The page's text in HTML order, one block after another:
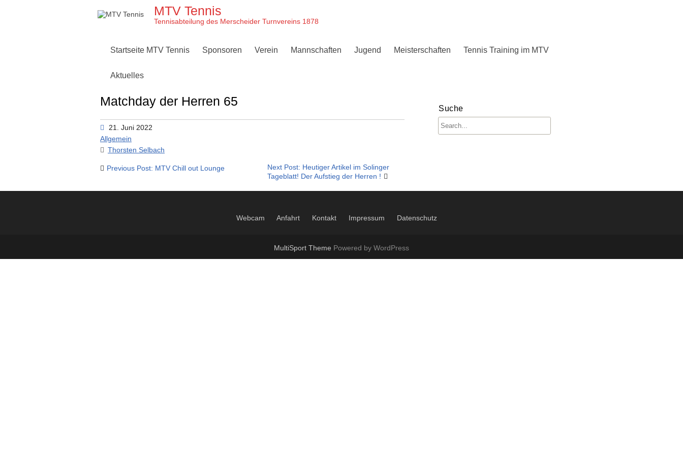
MTV Tennis
Tennisabteilung des Merscheider Turnvereins 1878
Startseite MTV Tennis Sponsoren Verein Mannschaften Jugend Meisterschaften Tennis Training im MTV
Aktuelles
Matchday der Herren 65
21. Juni 2022
Allgemein
Thorsten Selbach
Beitragsnavigation
Previous Post: MTV Chill out Lounge
Next Post: Heutiger Artikel im Solinger
Tageblatt! Der Aufstieg der Herren !
Suche
Webcam Anfahrt Kontakt Impressum Datenschutz
MultiSport Theme Powered by WordPress